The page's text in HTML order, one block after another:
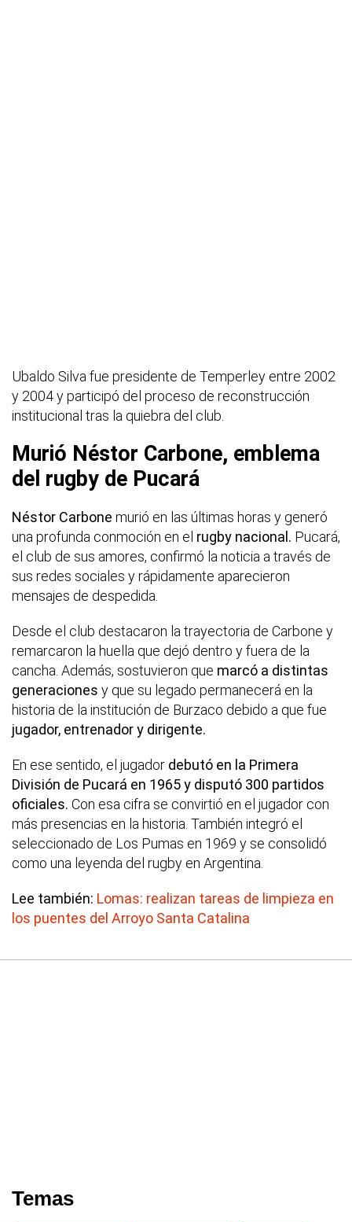
Ubaldo Silva fue presidente de Temperley entre 2002
y 2004 y participó del proceso de reconstrucción
institucional tras la quiebra del club.
Murió Néstor Carbone, emblema
del rugby de Pucará
Néstor Carbone murió en las últimas horas y generó
una profunda conmoción en el rugby nacional. Pucará,
el club de sus amores, confirmó la noticia a través de
sus redes sociales y rápidamente aparecieron
mensajes de despedida.
Desde el club destacaron la trayectoria de Carbone y
remarcaron la huella que dejó dentro y fuera de la
cancha. Además, sostuvieron que marcó a distintas
generaciones y que su legado permanecerá en la
historia de la institución de Burzaco debido a que fue
jugador, entrenador y dirigente.
En ese sentido, el jugador debutó en la Primera
División de Pucará en 1965 y disputó 300 partidos
oficiales. Con esa cifra se convirtió en el jugador con
más presencias en la historia. También integró el
seleccionado de Los Pumas en 1969 y se consolidó
como una leyenda del rugby en Argentina.
Lee también: Lomas: realizan tareas de limpieza en
los puentes del Arroyo Santa Catalina
Temas